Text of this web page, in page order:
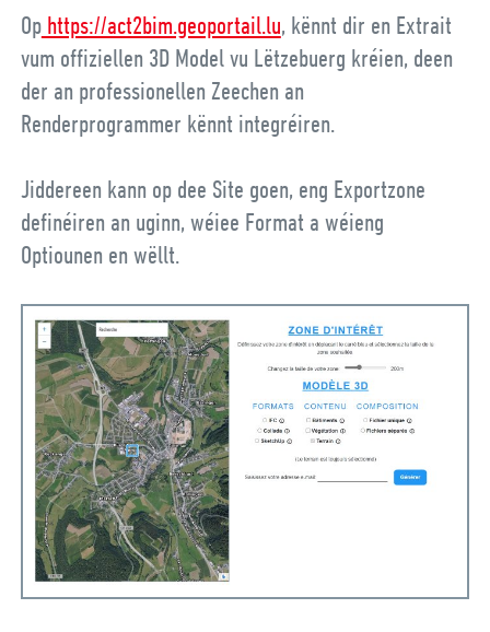
Ophttps://act2bim.geoportail.lu, kënnt dir en Extrait
vum offiziellen 3D Model vu Lëtzebuerg kréien, deen
der an professionellen Zeechen an
Renderprogrammer kënnt integréiren.
Jiddereen kann op dee Site goen, eng Exportzone
definéiren an uginn, wéiee Format a wéieng
Optiounen en wëllt.